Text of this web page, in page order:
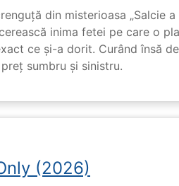
din misterioasa „Salcie a
inima fetei pe care o
ce și-a dorit. Curând însă
sumbru și sinistru.
(2026)